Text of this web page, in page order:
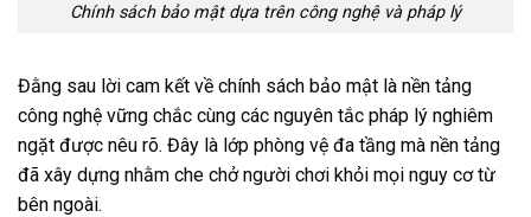
Chính sách bảo mật dựa trên công nghệ và pháp lý
Đằng sau lời cam kết về chính sách bảo mật là nền tảng
công nghệ vững chắc cùng các nguyên tắc pháp lý nghiêm
ngặt được nêu rõ. Đây là lớp phòng vệ đa tầng mà nền tảng
đã xây dựng nhằm che chở người chơi khỏi mọi nguy cơ từ
bên ngoài.